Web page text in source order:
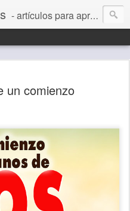
- artículos para aprender a vivir mejor, un día a la vez. Por Juan C Quintero
un comienzo